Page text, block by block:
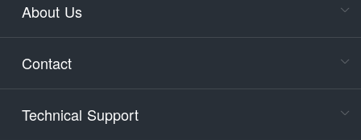
About Us
Contact
Technical Support